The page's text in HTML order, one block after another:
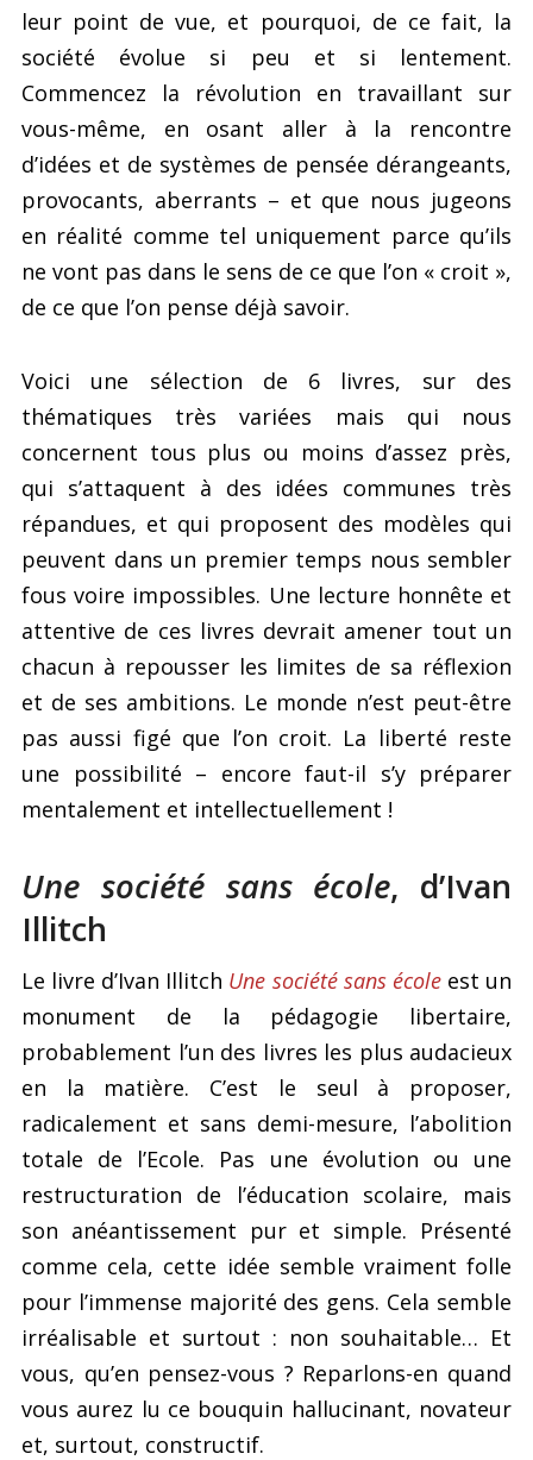
leur point de vue, et pourquoi, de ce fait, la
société évolue si peu et si lentement.
Commencez la révolution en travaillant sur
vous-même, en osant aller à la rencontre
d’idées et de systèmes de pensée dérangeants,
provocants, aberrants – et que nous jugeons
en réalité comme tel uniquement parce qu’ils
ne vont pas dans le sens de ce que l’on « croit »,
de ce que l’on pense déjà savoir.
Voici une sélection de 6 livres, sur des
thématiques très variées mais qui nous
concernent tous plus ou moins d’assez près,
qui s’attaquent à des idées communes très
répandues, et qui proposent des modèles qui
peuvent dans un premier temps nous sembler
fous voire impossibles. Une lecture honnête et
attentive de ces livres devrait amener tout un
chacun à repousser les limites de sa réflexion
et de ses ambitions. Le monde n’est peut-être
pas aussi figé que l’on croit. La liberté reste
une possibilité – encore faut-il s’y préparer
mentalement et intellectuellement !
Une société sans école, d’Ivan
Illitch
Le livre d’Ivan Illitch Une société sans écoleest un
monument de la pédagogie libertaire,
probablement l’un des livres les plus audacieux
en la matière. C’est le seul à proposer,
radicalement et sans demi-mesure, l’abolition
totale de l’Ecole. Pas une évolution ou une
restructuration de l’éducation scolaire, mais
son anéantissement pur et simple. Présenté
comme cela, cette idée semble vraiment folle
pour l’immense majorité des gens. Cela semble
irréalisable et surtout : non souhaitable… Et
vous, qu’en pensez-vous ? Reparlons-en quand
vous aurez lu ce bouquin hallucinant, novateur
et, surtout, constructif.